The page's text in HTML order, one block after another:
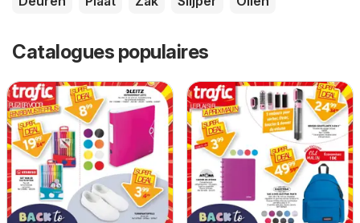
Catalogues populaires